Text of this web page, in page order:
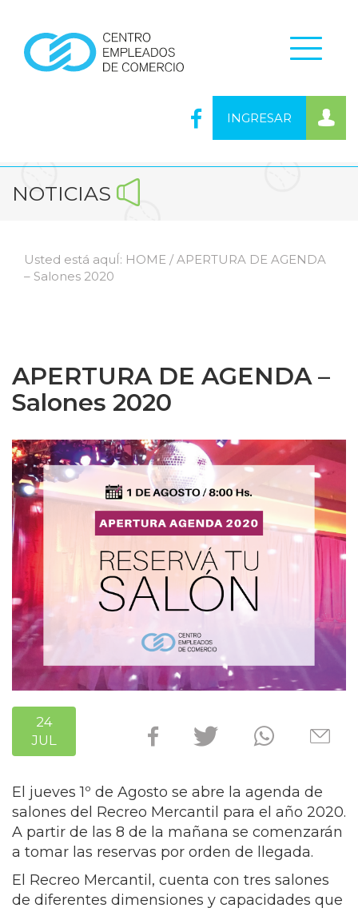
INGRESAR
NOTICIAS
Usted está aquÍ: HOME / APERTURA DE AGENDA
– Salones 2020
APERTURA DE AGENDA –
Salones 2020
24
JUL
El jueves 1º de Agosto se abre la agenda de
salones del Recreo Mercantil para el año 2020.
A partir de las 8 de la mañana se comenzarán
a tomar las reservas por orden de llegada.
El Recreo Mercantil, cuenta con tres salones
de diferentes dimensiones y capacidades que